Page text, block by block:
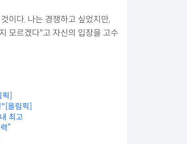
이다. 나는 경쟁하고 싶었지만,
모르겠다"고 자신의 입장을 고수
픽]
올림픽]
최고
”